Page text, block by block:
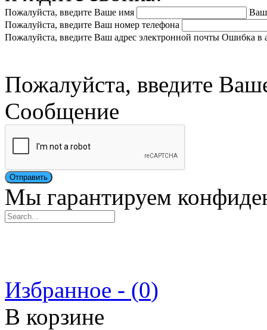
Пожалуйста, введите Ваше имя
Пожалуйста, введите Ваш номер телефона
Пожалуйста, введите Ваш адрес электронной почты Ошибка в
Пожалуйста, введите
Сообщение
Мы гарантируем
Избранное - (0)
В корзине